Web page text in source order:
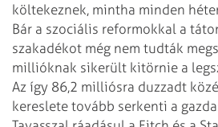
költekeznek, mintha minden
Bár a szociális reformokkal a
szakadékot még nem tudták
millióknak sikerült kitörnie a
Az így 86,2 milliósra duzzadt
kereslete tovább serkenti a